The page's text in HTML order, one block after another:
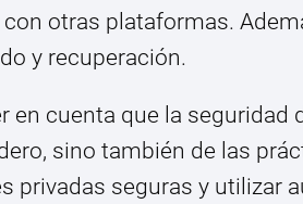
otras plataformas.
y recuperación.
en cuenta que la seguridad
sino también de las
privadas seguras y utilizar